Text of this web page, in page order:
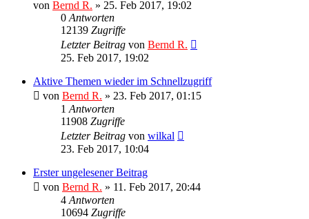
von Bernd R. » 25. Feb 2017, 19:02
0 Antworten
12139 Zugriffe
Letzter Beitrag von Bernd R.
25. Feb 2017, 19:02
Aktive Themen wieder im Schnellzugriff
von Bernd R. » 23. Feb 2017, 01:15
1 Antworten
11908 Zugriffe
Letzter Beitrag von wilkal
23. Feb 2017, 10:04
Erster ungelesener Beitrag
von Bernd R. » 11. Feb 2017, 20:44
4 Antworten
10694 Zugriffe